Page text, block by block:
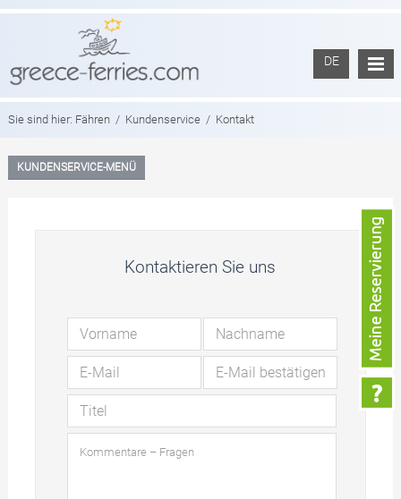
DE
Sie sind hier: Fähren / Kundenservice / Kontakt
KUNDENSERVICE-MENÜ
Kontaktieren Sie uns